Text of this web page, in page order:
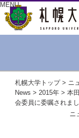
MENU
ニ
札幌大学トップ> ニ
News > 2015年 > 本
会委員に委嘱されま